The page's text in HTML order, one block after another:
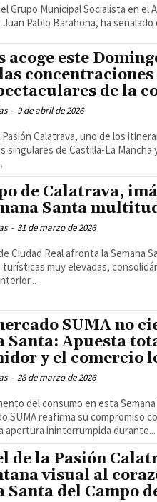
Grupo Municipal Socialista en el
Juan Pablo Barahona, ha
acoge este
concentraciones
de la
- 9 de abril de 2026
Pasión Calatrava, uno de los
singulares de Castilla-La Mancha
de Calatrava,
Santa
- 31 de marzo de 2026
Ciudad Real afronta la Semana
muy elevadas,
SUMA no
Santa: Apuesta
y el comercio
- 28 de marzo de 2026
del consumo en esta Semana
SUMA reafirma su compromiso
apertura ininterrumpida durante...
de la Pasión
visual al
Santa del Campo